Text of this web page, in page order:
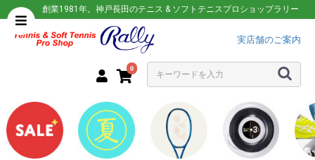
創業1981年。神戸長田のテニス & ソフトテニスプロショップラリー
実店舗のご案内
0